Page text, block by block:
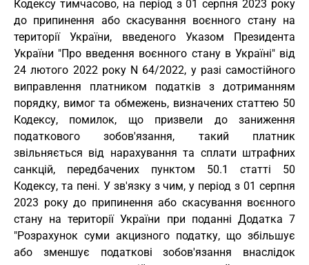
Кодексу тимчасово, на період з 01 серпня 2023 року
до припинення або скасування воєнного стану на
території України, введеного Указом Президента
України "Про введення воєнного стану в Україні" від
24 лютого 2022 року N 64/2022, у разі самостійного
виправлення платником податків з дотриманням
порядку, вимог та обмежень, визначених статтею 50
Кодексу, помилок, що призвели до заниження
податкового зобов'язання, такий платник
звільняється від нарахування та сплати штрафних
санкцій, передбачених пунктом 50.1 статті 50
Кодексу, та пені. У зв'язку з чим, у період з 01 серпня
2023 року до припинення або скасування воєнного
стану на території України при поданні Додатка 7
"Розрахунок суми акцизного податку, що збільшує
або зменшує податкові зобов'язання внаслідок